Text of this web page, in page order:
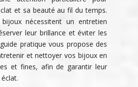
et sa beauté au fil du temps.
nécessitent un entretien
leur brillance et éviter les
pratique vous propose des
et nettoyer vos bijoux en
et fines, afin de garantir leur